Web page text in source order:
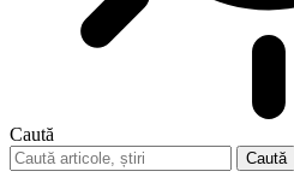
Caută